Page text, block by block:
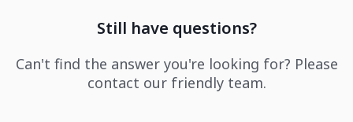
Still have questions?
Can't find the answer you're looking for? Please
contact our friendly team.